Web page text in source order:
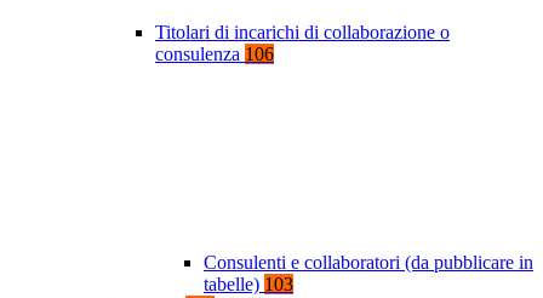
Titolari di incarichi di collaborazione o
consulenza 106
Consulenti e collaboratori (da pubblicare in
tabelle) 103